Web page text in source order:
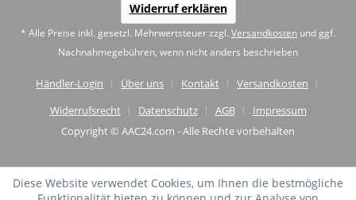
Widerruf erklären
* Alle Preise inkl. gesetzl. Mehrwertsteuer zzgl. Versandkosten und ggf.
Nachnahmegebühren, wenn nicht anders beschrieben
Händler-Login Über uns Kontakt
Versandkosten
Widerrufsrecht
Datenschutz AGB
Impressum
Copyright © AAC24.com - Alle Rechte vorbehalten
Diese Website verwendet Cookies, um Ihnen die bestmögliche